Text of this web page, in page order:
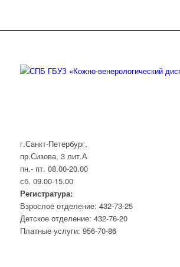
г.Санкт-Петербург,
пр.Сизова, 3 лит.А
пн.- пт. 08.00-20.00
сб. 09.00-15.00
Регистратура:
Взрослое отделение: 432-73-25
Детское отделение: 432-76-20
Платные услуги: 956-70-86